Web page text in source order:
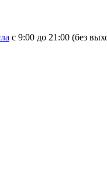
с 9:00 до 21:00 (без